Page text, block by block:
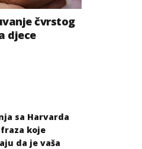
čvrstog
djece
sa Harvarda
koje
da je vaša